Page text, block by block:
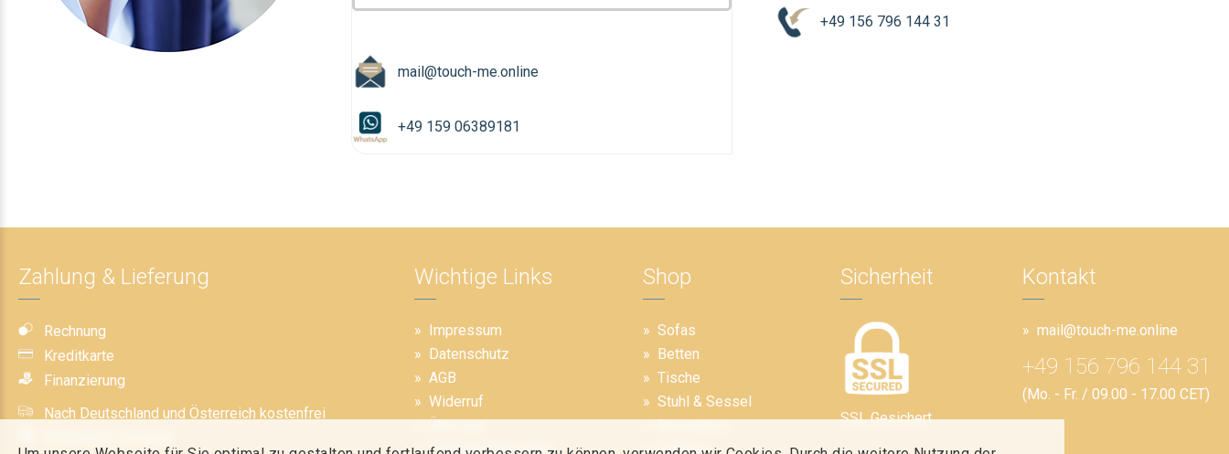
mail@touch-me.online
+49 159 06389181
+49 156 796 144 31
Zahlung & Lieferung
Rechnung
Kreditkarte
Finanzierung
Nach Deutschland und Österreich kostenfrei
Wichtige Links
Impressum
Datenschutz
AGB
Widerruf
Zahlungsmethoden
Shop
Sofas
Betten
Tische
Stuhl & Sessel
Outdoor
Sicherheit
SSL Gesichert
Kontakt
mail@touch-me.online
+49 156 796 144 31
(Mo. - Fr. / 09.00 - 17.00 CET)